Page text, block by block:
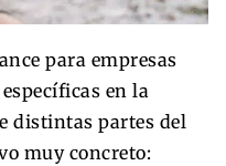
para empresas
en la
distintas partes del
muy concreto: